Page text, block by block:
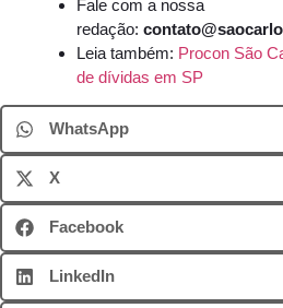
Fale com a nossa
redação:
Leia também: Procon São
de dívidas em SP
WhatsApp
X
Facebook
LinkedIn